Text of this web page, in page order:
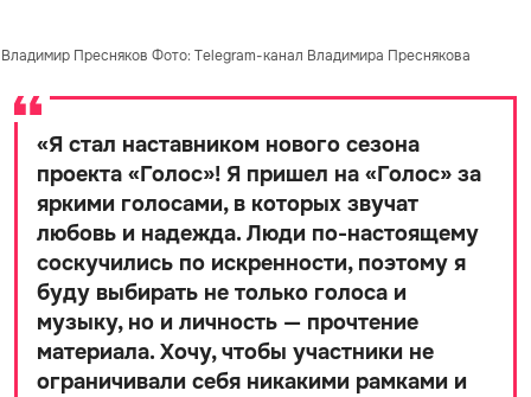
Владимир Пресняков Фото: Telegram-канал Владимира Преснякова
«Я стал наставником нового сезона
проекта «Голос»! Я пришел на «Голос» за
яркими голосами, в которых звучат
любовь и надежда. Люди по-настоящему
соскучились по искренности, поэтому я
буду выбирать не только голоса и
музыку, но и личность — прочтение
материала. Хочу, чтобы участники не
ограничивали себя никакими рамками и